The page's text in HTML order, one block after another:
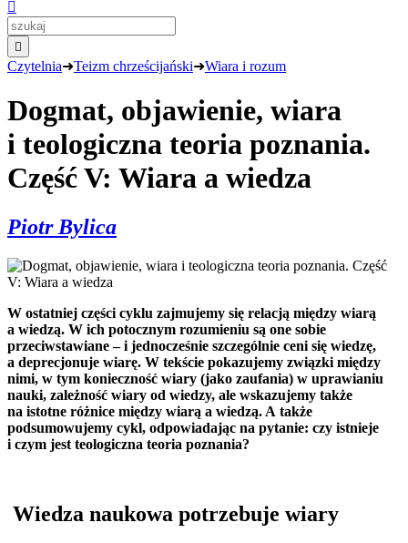


Czytelnia➜Teizm chrześcijański➜Wiara i rozum
Dogmat, objawienie, wiara
i teologiczna teoria poznania.
Część V: Wiara a wiedza
Piotr Bylica
W ostatniej części cyklu zajmujemy się relacją między wiarą
a wiedzą. W ich potocznym rozumieniu są one sobie
przeciwstawiane – i jednocześnie szczególnie ceni się wiedzę,
a deprecjonuje wiarę. W tekście pokazujemy związki między
nimi, w tym konieczność wiary (jako zaufania) w uprawianiu
nauki, zależność wiary od wiedzy, ale wskazujemy także
na istotne różnice między wiarą a wiedzą. A także
podsumowujemy cykl, odpowiadając na pytanie: czy istnieje
i czym jest teologiczna teoria poznania?
Wiedza naukowa potrzebuje wiary